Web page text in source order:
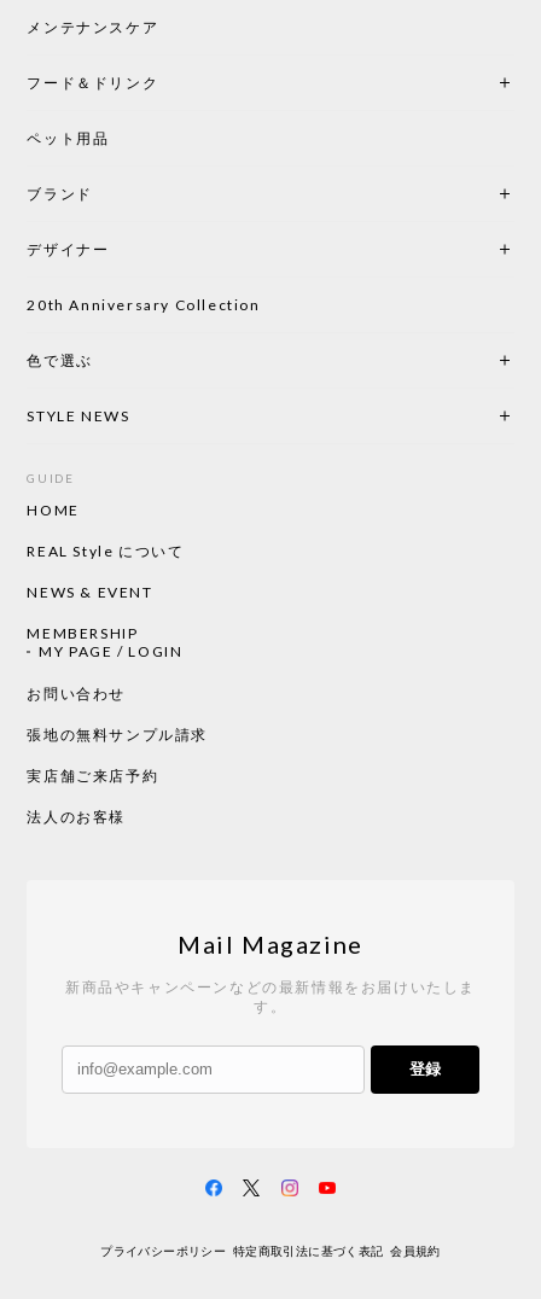
メンテナンスケア
フード＆ドリンク
ペット用品
ブランド
デザイナー
20th Anniversary Collection
色で選ぶ
STYLE NEWS
GUIDE
HOME
REAL Style について
NEWS & EVENT
MEMBERSHIP
MY PAGE / LOGIN
お問い合わせ
張地の無料サンプル請求
実店舗ご来店予約
法人のお客様
Mail Magazine
新商品やキャンペーンなどの最新情報をお届けいたしま
す。
登録
プライバシーポリシー 特定商取引法に基づく表記 会員規約